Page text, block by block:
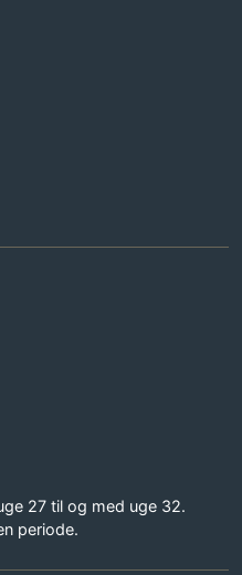
27 til og med uge 32.
periode.